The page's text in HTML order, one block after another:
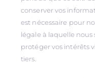
conserver vos
est nécessaire pour
légale à laquelle
protéger vos intérêts
tiers.